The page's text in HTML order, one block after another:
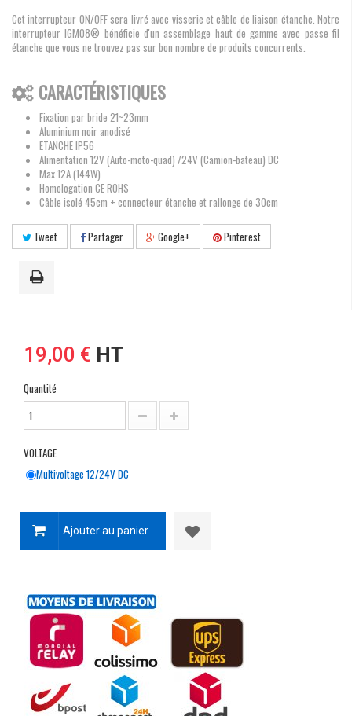
Cet interrupteur ON/OFF sera livré avec visserie et câble de liaison étanche. Notre
interrupteur IGM08® bénéficie d'un assemblage haut de gamme avec passe fil
étanche que vous ne trouvez pas sur bon nombre de produits concurrents.
CARACTÉRISTIQUES
Fixation par bride 21~23mm
Aluminium noir anodisé
ETANCHE IP56
Alimentation 12V (Auto-moto-quad) /24V (Camion-bateau) DC
Max 12A (144W)
Homologation CE ROHS
Câble isolé 45cm + connecteur étanche et rallonge de 30cm
Tweet Partager Google+ Pinterest
19,00 € HT
Quantité
VOLTAGE
Multivoltage 12/24V DC
Ajouter au panier